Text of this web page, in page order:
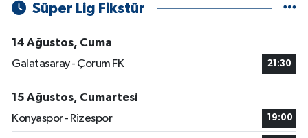
Süper Lig Fikstür
14 Ağustos, Cuma
Galatasaray - Çorum FK
21:30
15 Ağustos, Cumartesi
Konyaspor - Rizespor
19:00